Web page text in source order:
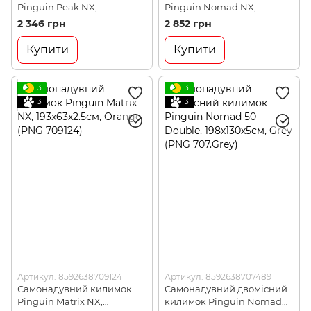
Pinguin Peak NX,
184x55x2.5см, Petrol (PNG
2 346 грн
Купити
Pinguin Nomad NX,
194x64x3.8см, Grey (PNG
2 852 грн
Купити
3
3
Артикул: 8592638709124
Самонадувний килимок
Pinguin Matrix NX,
3
3
Артикул: 8592638707489
Самонадувний двомісний
килимок Pinguin Nomad